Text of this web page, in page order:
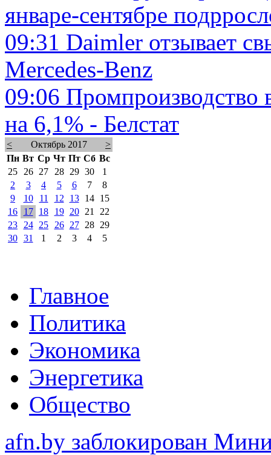
январе-сентябре
09:31 Daimler отзывает
Mercedes-Benz
09:06 Промпроизводство
на 6,1% - Белстат
< Октябрь 2017
>
Пн Вт Ср Чт Пт Сб Вс
25
26 27 28 29 30
1
2
3 4 5 6 7
8
9
10 11 12 13 14
15
16
17 18 19 20 21
22
23
24 25 26 27 28
29
30 31 1 2 3 4 5
Главное
Политика
Экономика
Энергетика
Общество
afn.by заблокирован